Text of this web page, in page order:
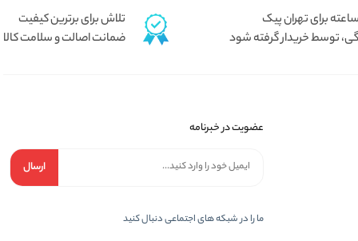
توسط خریدار گرفته شود
تلاش برای برترین کیفیت
ضمانت اصالت و سلامت کالا
عضویت در خبرنامه
ارسال
ما را در شبكه های اجتماعی دنبال کنید